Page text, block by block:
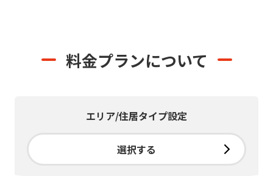
料金プランについて
エリア/住居タイプ設定
選択する